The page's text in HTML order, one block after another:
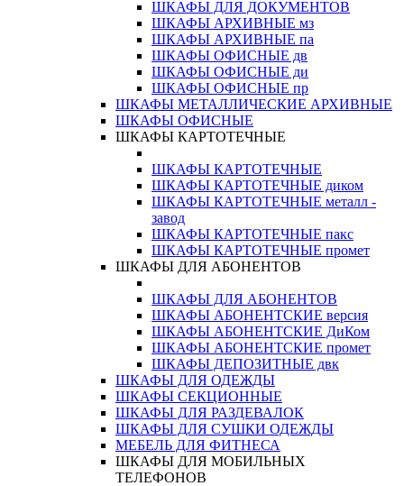
ШКАФЫ ДЛЯ ДОКУМЕНТОВ
ШКАФЫ АРХИВНЫЕ мз
ШКАФЫ АРХИВНЫЕ па
ШКАФЫ ОФИСНЫЕ дв
ШКАФЫ ОФИСНЫЕ ди
ШКАФЫ ОФИСНЫЕ пр
ШКАФЫ МЕТАЛЛИЧЕСКИЕ АРХИВНЫЕ
ШКАФЫ ОФИСНЫЕ
ШКАФЫ КАРТОТЕЧНЫЕ
ШКАФЫ КАРТОТЕЧНЫЕ
ШКАФЫ КАРТОТЕЧНЫЕ диком
ШКАФЫ КАРТОТЕЧНЫЕ металл -
завод
ШКАФЫ КАРТОТЕЧНЫЕ пакс
ШКАФЫ КАРТОТЕЧНЫЕ промет
ШКАФЫ ДЛЯ АБОНЕНТОВ
ШКАФЫ ДЛЯ АБОНЕНТОВ
ШКАФЫ АБОНЕНТСКИЕ версия
ШКАФЫ АБОНЕНТСКИЕ ДиКом
ШКАФЫ АБОНЕНТСКИЕ промет
ШКАФЫ ДЕПОЗИТНЫЕ двк
ШКАФЫ ДЛЯ ОДЕЖДЫ
ШКАФЫ СЕКЦИОННЫЕ
ШКАФЫ ДЛЯ РАЗДЕВАЛОК
ШКАФЫ ДЛЯ СУШКИ ОДЕЖДЫ
МЕБЕЛЬ ДЛЯ ФИТНЕСА
ШКАФЫ ДЛЯ МОБИЛЬНЫХ
ТЕЛЕФОНОВ